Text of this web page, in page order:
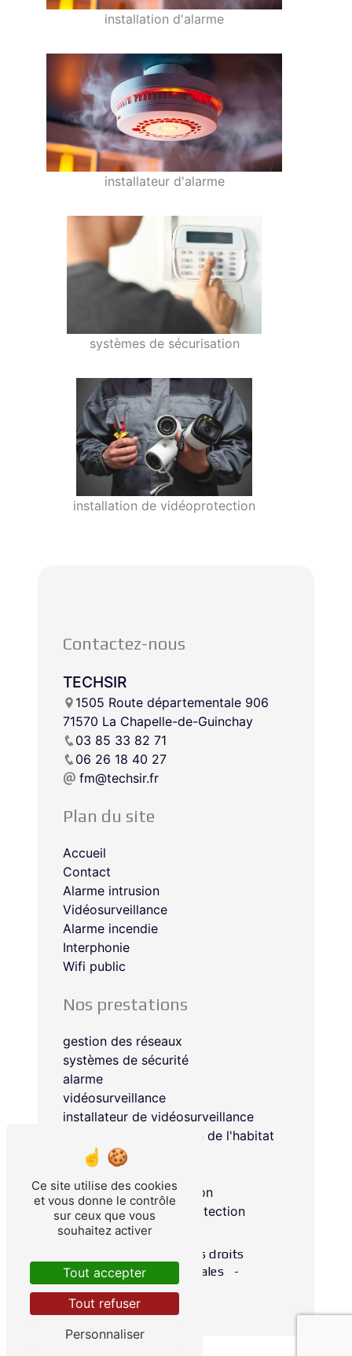
installation d'alarme
installateur d'alarme
systèmes de sécurisation
installation de vidéoprotection
Contactez-nous
TECHSIR
1505 Route départementale 906
71570 La Chapelle-de-Guinchay
03 85 33 82 71
06 26 18 40 27
fm@techsir.fr
Plan du site
Accueil
Contact
Alarme intrusion
Vidéosurveillance
Alarme incendie
Interphonie
Wifi public
Nos prestations
gestion des réseaux
systèmes de sécurité
alarme
vidéosurveillance
installateur de vidéosurveillance
systèmes de protection de l'habitat
installation d'alarme
systèmes de sécurisation
installation de vidéoprotection
- 2026 - Tous droits
réservés -Mentions légales
-
Gestion des cookies
Ce site utilise des cookies
et vous donne le contrôle
sur ceux que vous
souhaitez activer
Tout accepter
Tout refuser
Personnaliser